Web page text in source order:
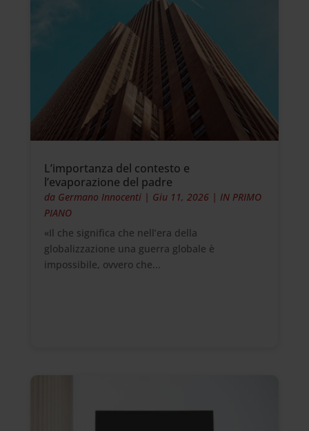
L’importanza del contesto e
l’evaporazione del padre
da Germano Innocenti| Giu 11, 2026| IN PRIMO
PIANO
«Il che significa che nell’era della
globalizzazione una guerra globale è
impossibile, ovvero che...